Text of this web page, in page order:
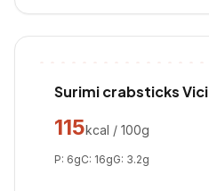
Surimi crabsticks Vici
115kcal / 100g
P: 6gC: 16gG: 3.2g